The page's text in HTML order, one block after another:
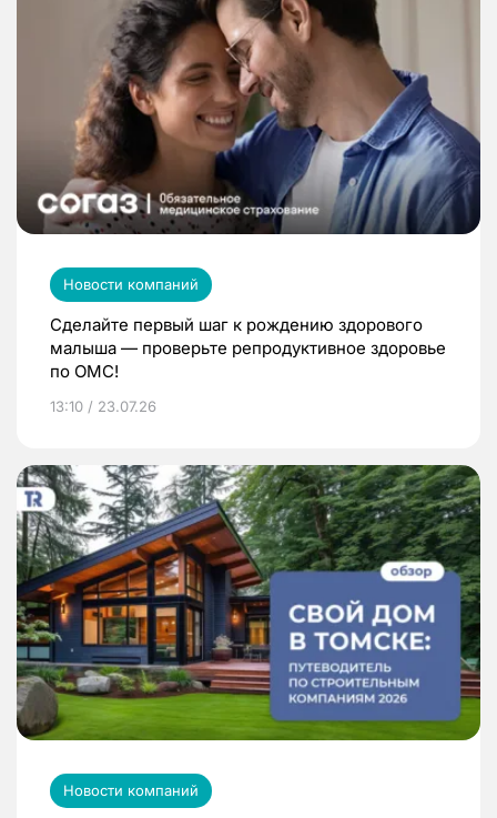
Новости компаний
Сделайте первый шаг к рождению здорового
малыша — проверьте репродуктивное здоровье
по ОМС!
13:10 / 23.07.26
Новости компаний